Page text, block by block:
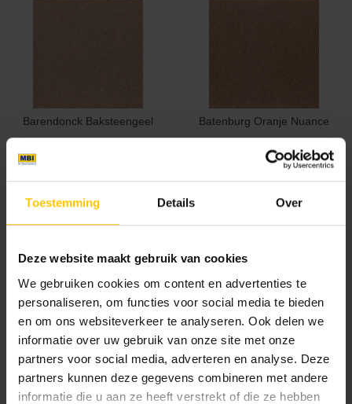
Toestemming Details Over
Deze website maakt gebruik van cookies
We gebruiken cookies om content en advertenties te
personaliseren, om functies voor social media te bieden
en om ons websiteverkeer te analyseren. Ook delen we
informatie over uw gebruik van onze site met onze
partners voor social media, adverteren en analyse. Deze
partners kunnen deze gegevens combineren met andere
informatie die u aan ze heeft verstrekt of die ze hebben
Barendonck Baksteengeel Batenburg Oranje Nuance
Toon meer
Textuur
GeoRetron Excellent
Gesloten toplaag van ca. 70% kleurecht natuurlijk